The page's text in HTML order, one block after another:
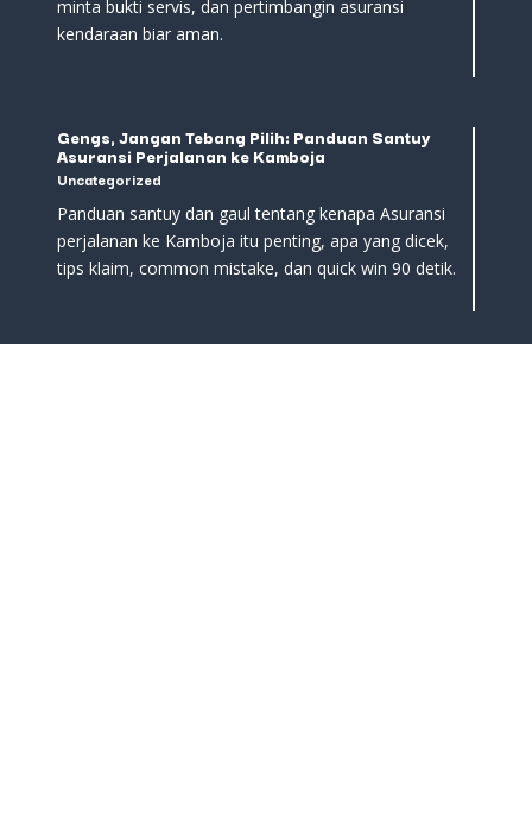
minta bukti servis, dan pertimbangin asuransi
kendaraan biar aman.
Gengs, Jangan Tebang Pilih: Panduan Santuy
Asuransi Perjalanan ke Kamboja
Uncategorized
Panduan santuy dan gaul tentang kenapa Asuransi
perjalanan ke Kamboja itu penting, apa yang dicek,
tips klaim, common mistake, dan quick win 90 detik.